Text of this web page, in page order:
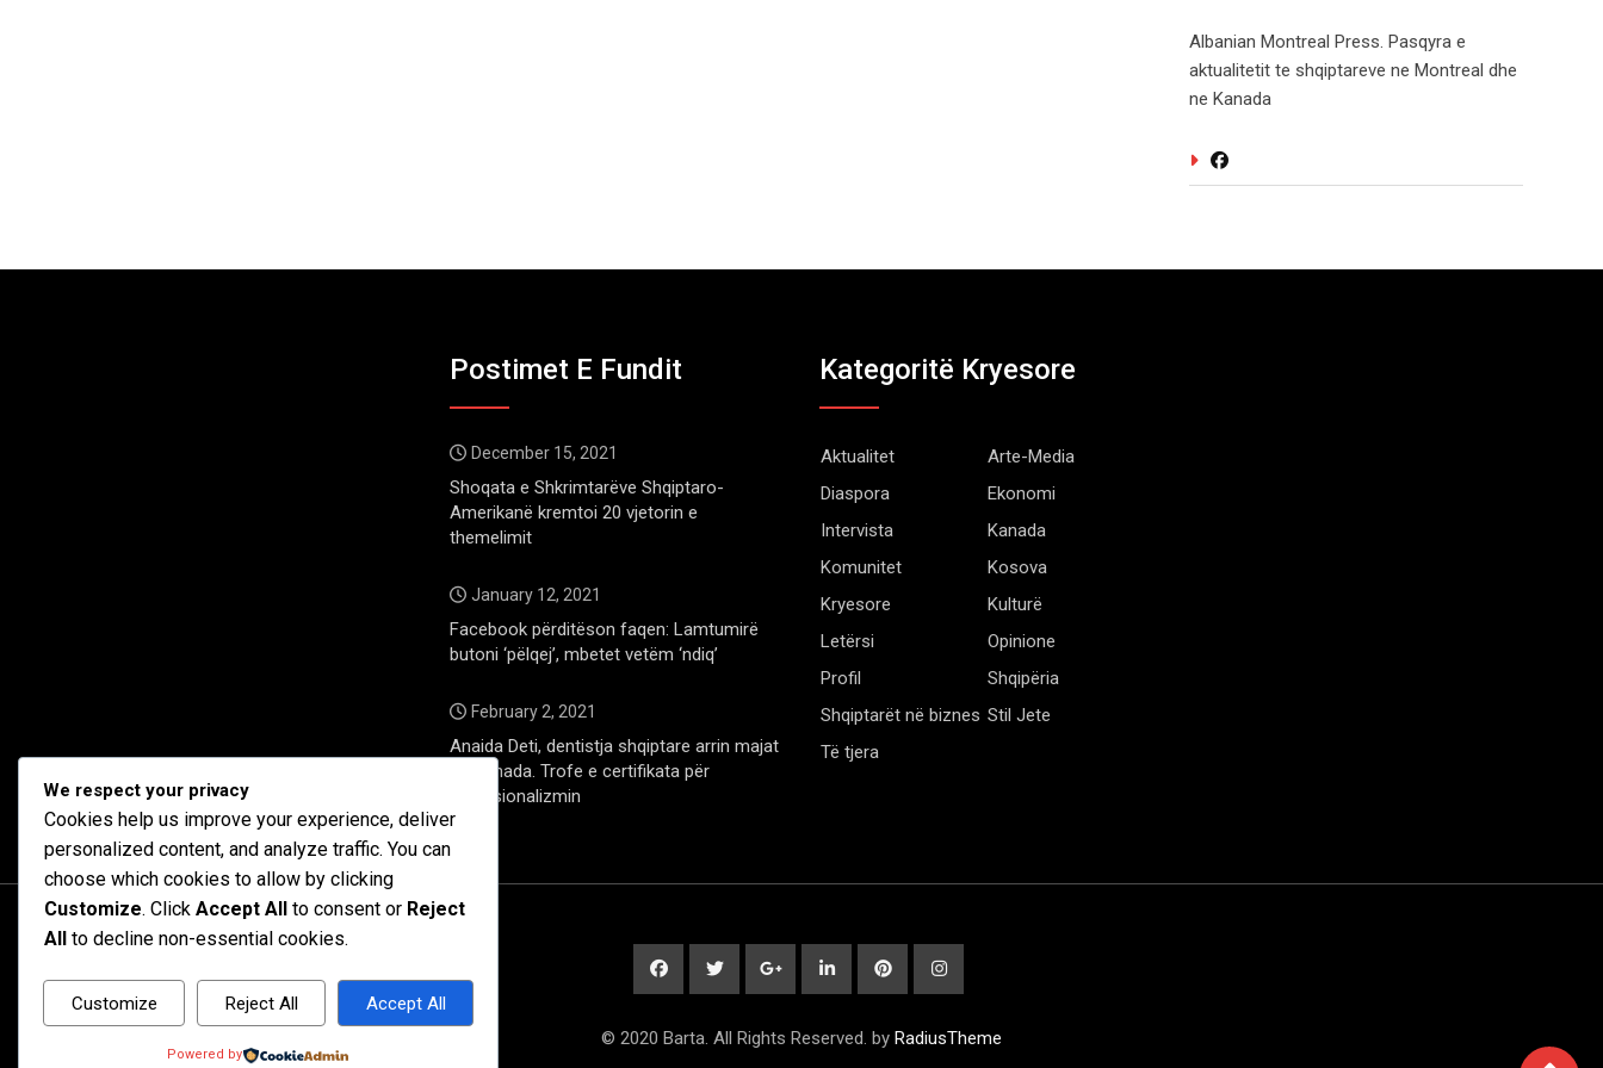
Albanian Montreal Press. Pasqyra e
aktualitetit te shqiptareve ne Montreal dhe
ne Kanada
Postimet E Fundit
December 15, 2021
Shoqata e Shkrimtarëve Shqiptaro-
Amerikanë kremtoi 20 vjetorin e
themelimit
January 12, 2021
Facebook përditëson faqen: Lamtumirë
butoni ‘pëlqej’, mbetet vetëm ‘ndiq’
February 2, 2021
Anaida Deti, dentistja shqiptare arrin majat
në Kanada. Trofe e certifikata për
profesionalizmin
Kategoritë Kryesore
Aktualitet
Arte-Media
Diaspora
Ekonomi
Intervista
Kanada
Komunitet
Kosova
Kryesore
Kulturë
Letërsi
Opinione
Profil
Shqipëria
Shqiptarët në biznes Stil Jete
Të tjera
© 2020 Barta. All Rights Reserved. by RadiusTheme
We respect your privacy
Cookies help us improve your experience, deliver
personalized content, and analyze traffic. You can
choose which cookies to allow by clicking
Customize. Click Accept All to consent or Reject
All
to decline non-essential cookies.
Customize Reject All Accept All
Powered by